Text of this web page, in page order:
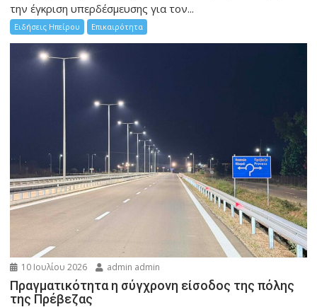
την έγκριση υπερδέσμευσης για τον...
Ειδήσεις Ηπείρου Επικαιρότητα
10 Ιουλίου 2026 admin admin
Πραγματικότητα η σύγχρονη είσοδος της πόλης
της Πρέβεζας